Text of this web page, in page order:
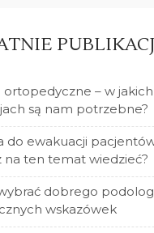
ortopedyczne – w jakich
są nam potrzebne?
do ewakuacji
na ten temat wiedzieć?
dobrego
wskazówek